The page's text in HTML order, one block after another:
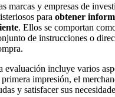
marcas y empresas de
para obtener
. Ellos se comportan
de instrucciones o
evaluación incluye varios
primera impresión, el
y satisfacer sus